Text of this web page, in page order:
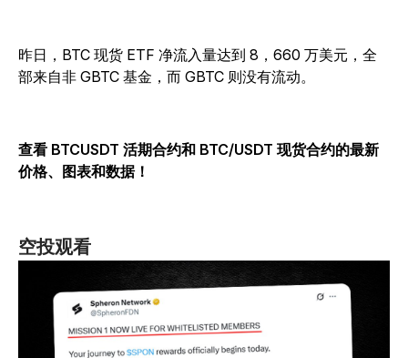
昨日，BTC 现货 ETF 净流入量达到 8，660 万美元，全
部来自非 GBTC 基金，而 GBTC 则没有流动。
查看 BTCUSDT 活期合约和 BTC/USDT 现货合约的最新
价格、图表和数据！
空投观看